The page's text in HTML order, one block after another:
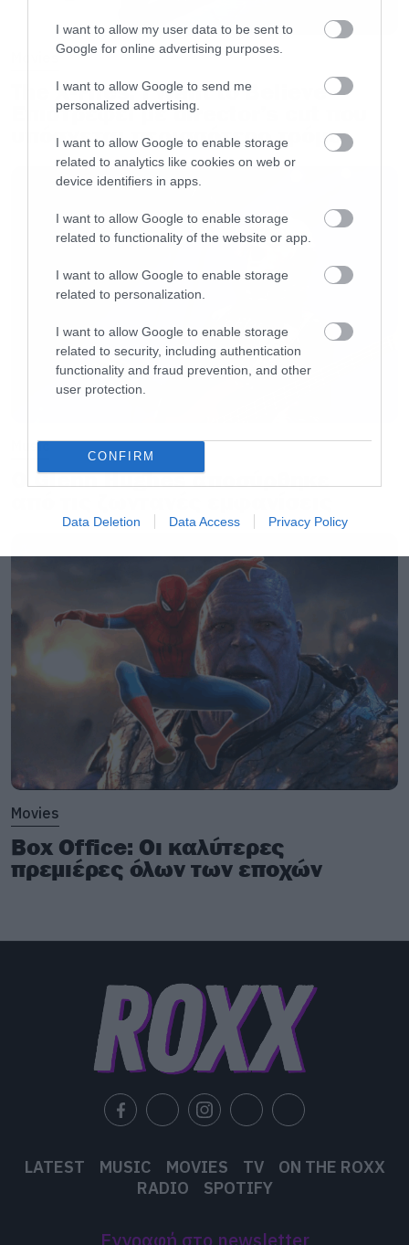
I want to allow my user data to be sent to
Google for online advertising purposes.
I want to allow Google to send me
personalized advertising.
I want to allow Google to enable storage
related to analytics like cookies on web or
device identifiers in apps.
I want to allow Google to enable storage
related to functionality of the website or app.
I want to allow Google to enable storage
related to personalization.
I want to allow Google to enable storage
related to security, including authentication
functionality and fraud prevention, and other
user protection.
CONFIRM
Data Deletion Data Access Privacy Policy
πηγαίνει και να πηγαίνει και να πηγαίνει.
Και ενώ τα γυρίσματα του έβδομου κύκλου της
σειράς βρίσκονται σε εξέλιξη ίσως τελικά να
έχουμε νέα από τον Gendry αφού ένας οπαδός
του Game of Thrones εντόπισε τον Joe
Dempsie
στη Βόρεια Ιρλανδία την ώρα που
έβγαινε από το αεροδρόμιο.
Και επειδή εκεί γυρίζονται οι σκηνές των Σταρκ
έχει αρχίσει ήδη να φουντώνει η φημολογία ότι
θα τον δούμε να συναντά ξανά την Άρια.
Movies
The X-Files: I Want to Believe –
Επιστρέφει με director’s cut που
υπόσχεται περισσότερο τρόμο
Music
Ο Glenn Hughes αποσύρθηκε
Movies
Box Office: Οι καλύτερες
πρεμιέρες όλων των εποχών
LATEST MUSIC MOVIES TV
ON THE ROXX
RADIO
SPOTIFY